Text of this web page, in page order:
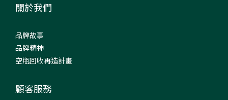
關於我們
品牌故事
品牌精神
空瓶回收再造計畫
顧客服務